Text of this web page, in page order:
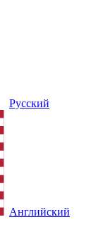
Русский
Английский